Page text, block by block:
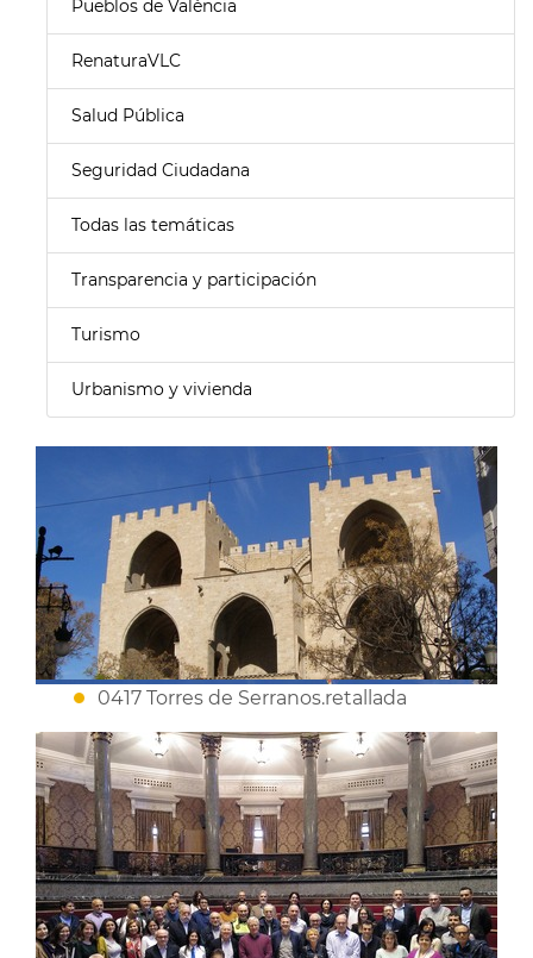
Pueblos de València
RenaturaVLC
Salud Pública
Seguridad Ciudadana
Todas las temáticas
Transparencia y participación
Turismo
Urbanismo y vivienda
0417 Torres de Serranos.retallada